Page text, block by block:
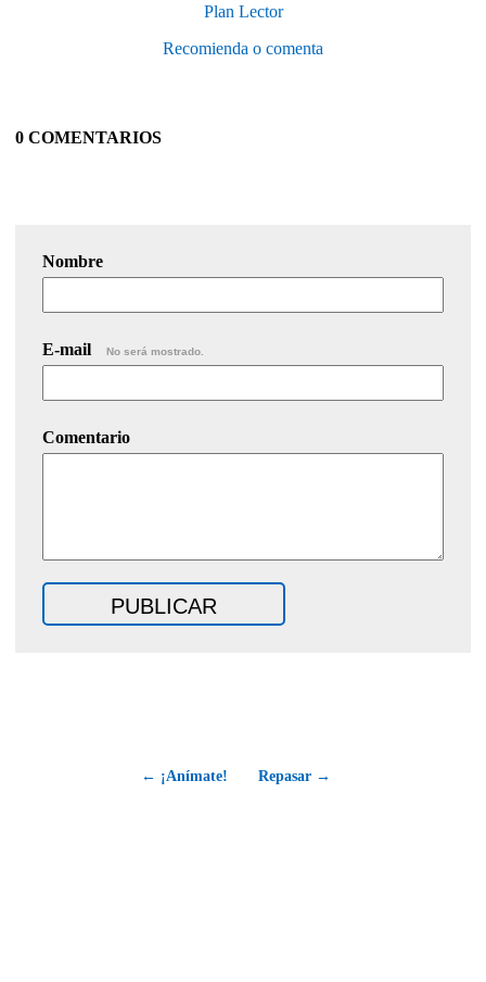
Plan Lector
Recomienda o comenta
0 COMENTARIOS
Nombre
E-mail No será mostrado.
Comentario
← ¡Anímate! Repasar →